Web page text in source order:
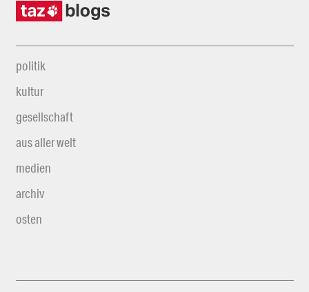
politik
kultur
gesellschaft
aus aller welt
medien
archiv
osten